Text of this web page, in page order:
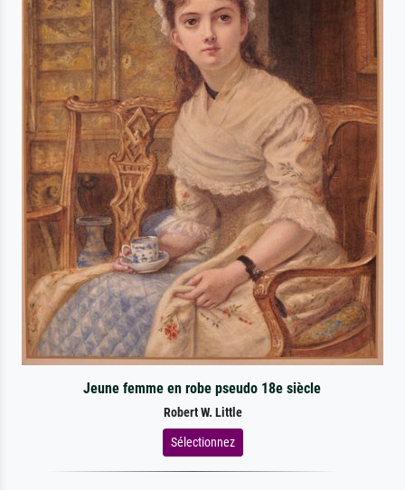
Jeune femme en robe pseudo 18e siècle
Robert W. Little
Sélectionnez